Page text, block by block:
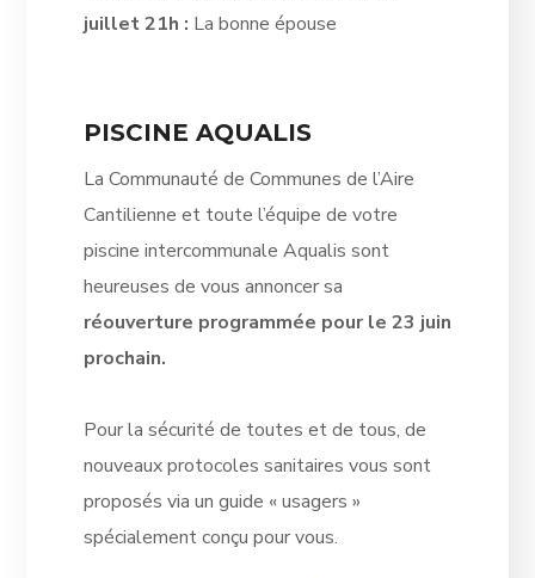
juillet 21h : La bonne épouse
PISCINE AQUALIS
La Communauté de Communes de l’Aire
Cantilienne et toute l’équipe de votre
piscine intercommunale Aqualis sont
heureuses de vous annoncer sa
réouverture programmée pour le 23 juin
prochain.
Pour la sécurité de toutes et de tous, de
nouveaux protocoles sanitaires vous sont
proposés via un guide « usagers »
spécialement conçu pour vous.